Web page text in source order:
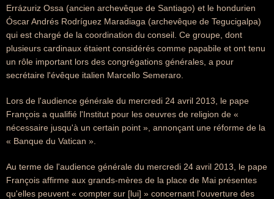
Errázuriz Ossa (ancien archevêque de Santiago) et le hondurien
Óscar Andrés Rodríguez Maradiaga (archevêque de Tegucigalpa)
qui est chargé de la coordination du conseil. Ce groupe, dont
plusieurs cardinaux étaient considérés comme papabile et ont tenu
un rôle important lors des congrégations générales, a pour
secrétaire l'évêque italien Marcello Semeraro.
Lors de l'audience générale du mercredi 24 avril 2013, le pape
François a qualifié l'Institut pour les oeuvres de religion de «
nécessaire jusqu'à un certain point », annonçant une réforme de la
« Banque du Vatican ».
Au terme de l'audience générale du mercredi 24 avril 2013, le pape
François affirme aux grands-mères de la place de Mai présentes
qu'elles peuvent « compter sur [lui] » concernant l'ouverture des